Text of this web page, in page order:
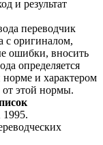
и результат
переводчик
с оригиналом,
ошибки, вносить
определяется
норме и характером
этой нормы.